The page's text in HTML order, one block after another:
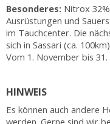
Besonderes: Nitrox
Ausrüstungen und
im Tauchcenter. Die
sich in Sassari (ca.
Vom 1. November bis
HINWEIS
Es können auch andere
werden. Gerne sind wir